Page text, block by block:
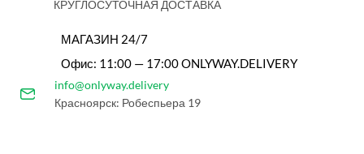
КРУГЛОСУТОЧНАЯ ДОСТАВКА
МАГАЗИН 24/7
Офис: 11:00 — 17:00 ONLYWAY.DELIVERY
info@onlyway.delivery
Красноярск: Робеспьера 19